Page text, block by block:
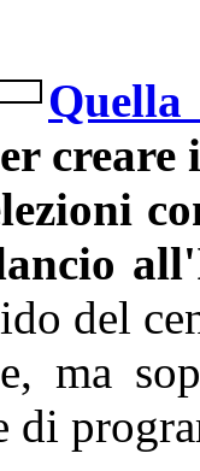
Quella
creare
del
ma
di